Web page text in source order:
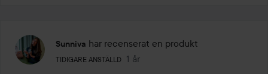
Sunniva har recenserat en produkt
TIDIGARE ANSTÄLLD
Användarens roll: Tidigare anställd.
1 år
Inlägget skapades 1 år